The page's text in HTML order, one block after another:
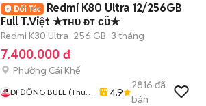
Redmi K80 Ultra 12/256GB
Full T.Việt ★ᴛʜᴜ ᴆᴛ ᴄᴜ̃★
Redmi K30 Ultra 256 GB 3 tháng
7.400.000 đ
Phường Cái Khế
DI ĐỘNG BULL (Thu
4.9
2816 đã
bán